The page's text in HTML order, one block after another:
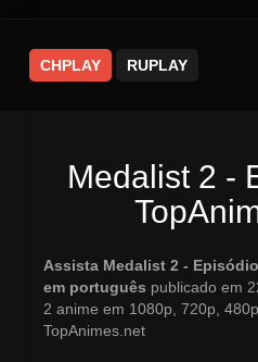
CHPLAY RUPLAY
Medalist 2 -
Assista Medalist 2 -
em português publicado em
2 anime em 1080p, 720p,
TopAnimes.net